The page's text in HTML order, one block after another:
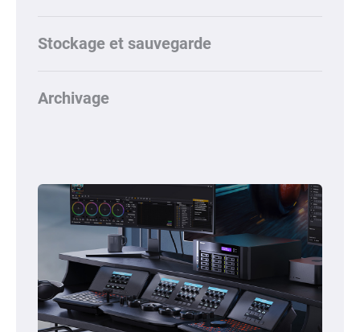
Stockage et sauvegarde
Archivage